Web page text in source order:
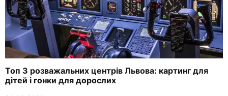
Топ 3 розважальних центрів Львова: картинг для
дітей і гонки для дорослих